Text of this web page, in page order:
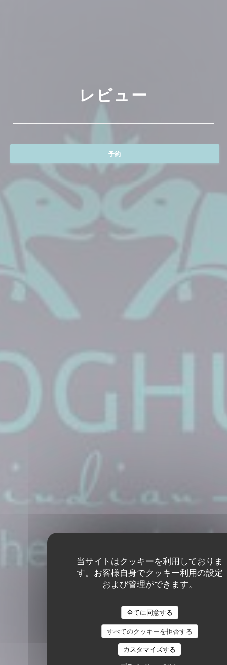
当サイトはクッキーを利用しておりま
す。お客様自身でクッキー利用の設定
および管理ができます。
全てに同意する
すべてのクッキーを拒否する
カスタマイズする
レビュー
予約